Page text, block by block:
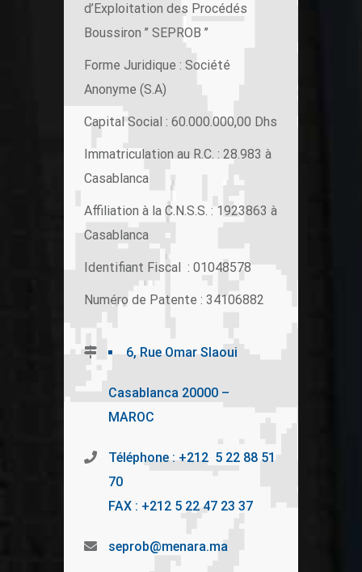
d’Exploitation des Procédés
Boussiron ’’ SEPROB ’’
Forme Juridique : Société
Anonyme (S.A)
Capital Social : 60.000.000,00 Dhs
Immatriculation au R.C. : 28.983 à
Casablanca
Affiliation à la C.N.S.S. : 1923863 à
Casablanca
Identifiant Fiscal : 01048578
Numéro de Patente : 34106882
6, Rue Omar Slaoui
Casablanca 20000 –
MAROC
Téléphone : +212 5 22 88 51
70
FAX : +212 5 22 47 23 37
seprob@menara.ma